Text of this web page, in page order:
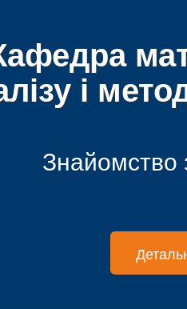
і